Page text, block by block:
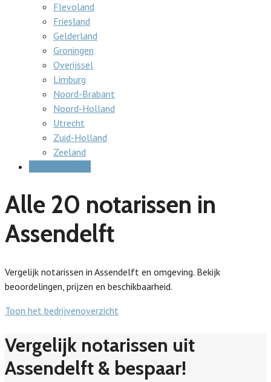
Flevoland
Friesland
Gelderland
Groningen
Overijssel
Limburg
Noord-Brabant
Noord-Holland
Utrecht
Zuid-Holland
Zeeland
Alle 20 notarissen in
Assendelft
Vergelijk notarissen in Assendelft en omgeving. Bekijk
beoordelingen, prijzen en beschikbaarheid.
Toon het bedrijvenoverzicht
Vergelijk notarissen uit
Assendelft & bespaar!